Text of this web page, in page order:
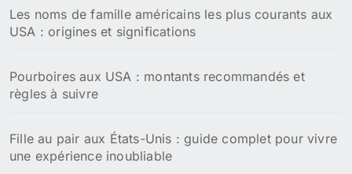
Les noms de famille américains les plus courants aux
USA : origines et significations
Pourboires aux USA : montants recommandés et
règles à suivre
Fille au pair aux États-Unis : guide complet pour vivre
une expérience inoubliable